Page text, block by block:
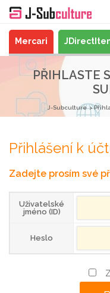
Mercari
PŘIHLASTE
J-Subculture
Přihlášení k
Zadejte prosím své
Uživatelské
jméno (ID)
Heslo